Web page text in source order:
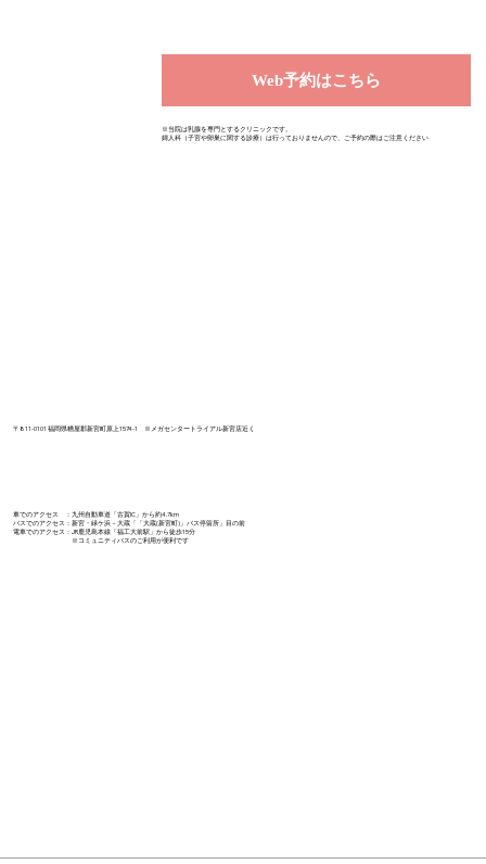
〒811-0101 福岡県糟屋郡新宮町原上1574-1 ​※メガセンタートライアル新宮店近く
車でのアクセス ：九州自動車道「古賀IC」から約4.7km
バスでのアクセス：新宮・緑ケ浜－大蔵「「大蔵(新宮町)」バス停留所」目の前​
電車でのアクセス：JR鹿児島本線「福工大前駅」から徒歩15分
※コミュニティバスのご利用が便利です
Web予約はこちら
※当院は乳腺を専門とするクリニックです。
婦人科（子宮や卵巣に関する診療）は行っておりませんので、ご予約の際はご注意ください